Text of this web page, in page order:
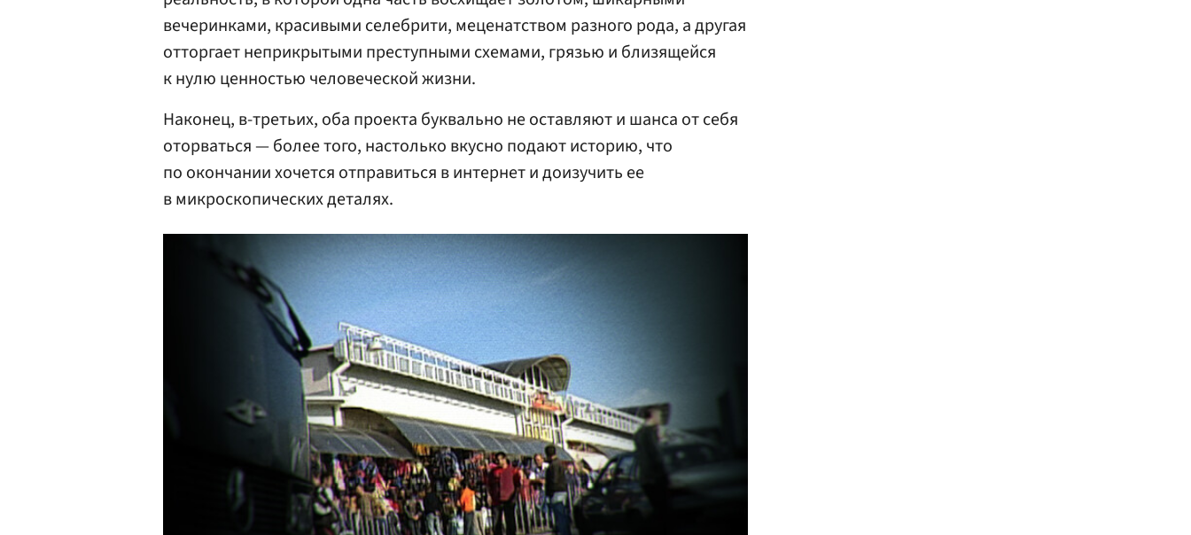
вечеринками, красивыми селебрити, меценатством разного рода, а другая
отторгает неприкрытыми преступными схемами, грязью и близящейся
к нулю ценностью человеческой жизни.
Наконец, в-третьих, оба проекта буквально не оставляют и шанса от себя
оторваться — более того, настолько вкусно подают историю, что
по окончании хочется отправиться в интернет и доизучить ее
в микроскопических деталях.